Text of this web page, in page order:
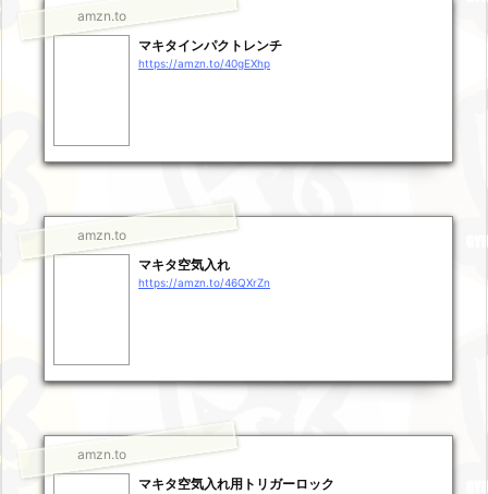
amzn.to
マキタインパクトレンチ
https://amzn.to/40gEXhp
amzn.to
マキタ空気入れ
https://amzn.to/46QXrZn
amzn.to
マキタ空気入れ用トリガーロック